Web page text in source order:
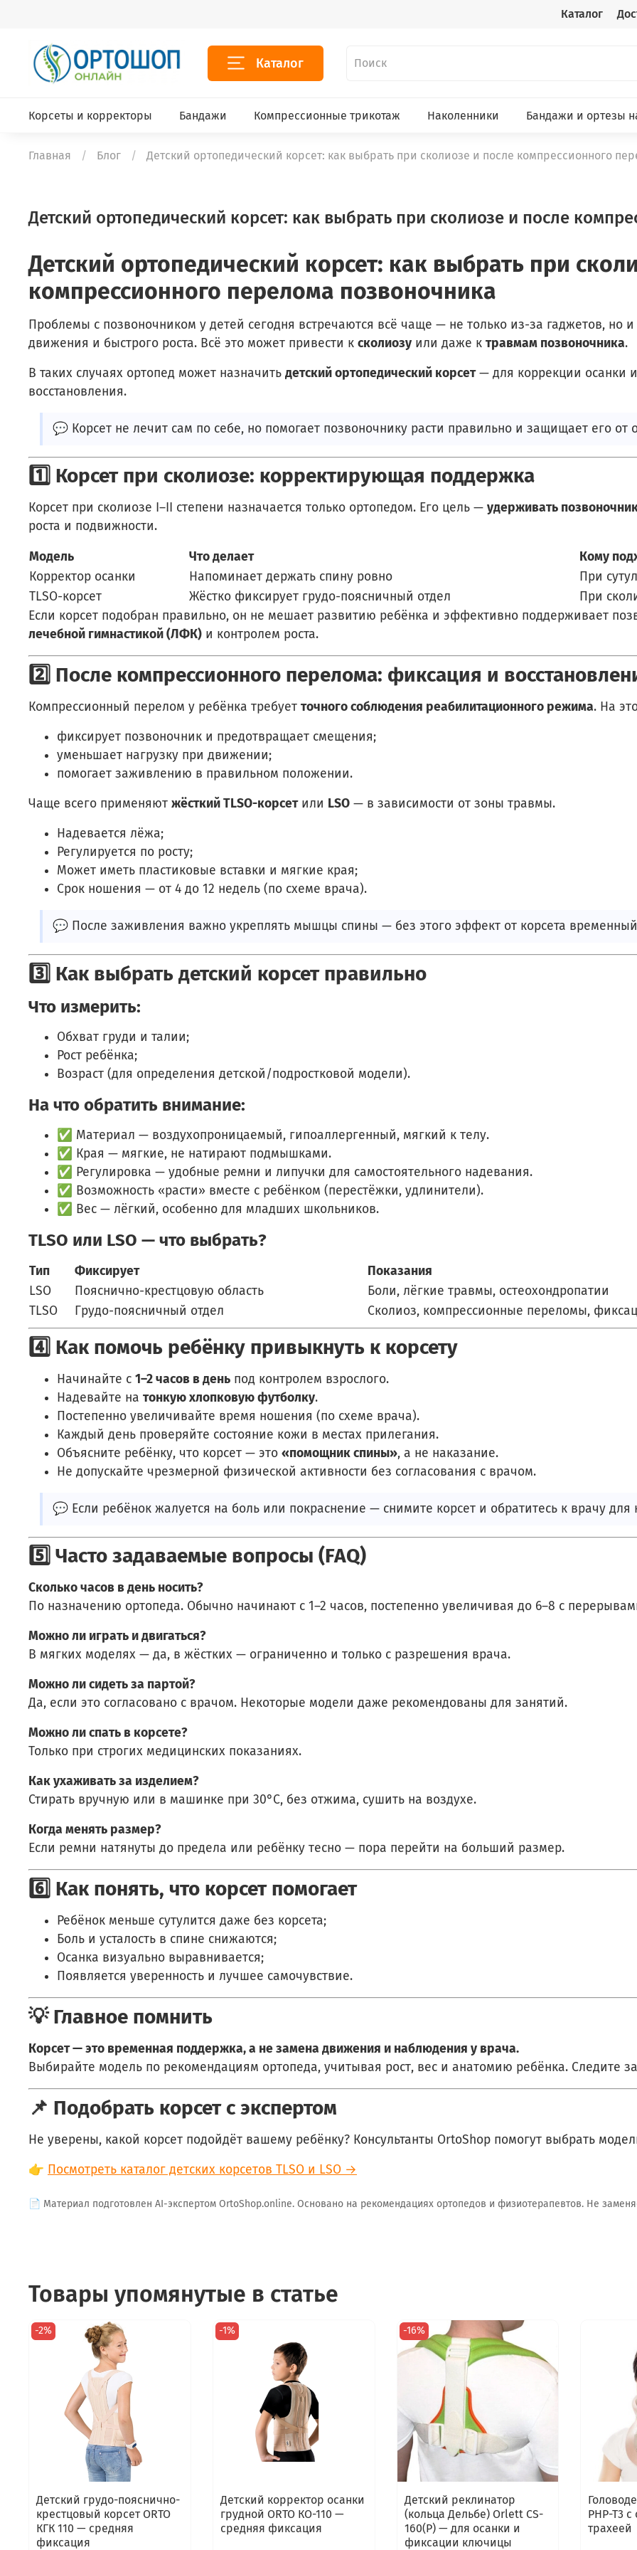
Каталог
Каталог
Корсеты и корректоры Бандажи Компрессионные трикотаж Наколенники Бандажи и ортезы
Главная Блог Детский ортопедический корсет: как выбрать при сколиозе и после компрессионного
Детский ортопедический корсет: как выбрать при сколиозе и после
Детский ортопедический корсет: как выбрать при
компрессионного перелома позвоночника
Проблемы с позвоночником у детей сегодня встречаются всё чаще — не только из-за гаджетов, но и
движения и быстрого роста. Всё это может привести к сколиозу или даже к травмам позвоночника.
В таких случаях ортопед может назначить детский ортопедический корсет— для коррекции осанки
восстановления.
💬 Корсет не лечит сам по себе, но помогает позвоночнику расти правильно и защищает его от
1️⃣ Корсет при сколиозе: корректирующая поддержка
Корсет при сколиозе I–II степени назначается только ортопедом. Его цель — удерживать
роста и подвижности.
Модель Что делает
Кому
Корректор осанки
Напоминает держать спину ровно
При
TLSO-корсет
Жёстко фиксирует грудо-поясничный отдел
При
Если корсет подобран правильно, он не мешает развитию ребёнка и эффективно поддерживает
лечебной гимнастикой (ЛФК) и контролем роста.
2️⃣ После компрессионного перелома: фиксация и
Компрессионный перелом у ребёнка требует точного соблюдения реабилитационного режима. На
фиксирует позвоночник и предотвращает смещения;
уменьшает нагрузку при движении;
помогает заживлению в правильном положении.
Чаще всего применяют жёсткий TLSO-корсетили LSO — в зависимости от зоны травмы.
Надевается лёжа;
Регулируется по росту;
Может иметь пластиковые вставки и мягкие края;
Срок ношения — от 4 до 12 недель (по схеме врача).
💬 После заживления важно укреплять мышцы спины — без этого эффект от корсета
3️⃣ Как выбрать детский корсет правильно
Что измерить:
Обхват груди и талии;
Рост ребёнка;
Возраст (для определения детской/подростковой модели).
На что обратить внимание:
✅ Материал — воздухопроницаемый, гипоаллергенный, мягкий к телу.
✅ Края — мягкие, не натирают подмышками.
✅ Регулировка — удобные ремни и липучки для самостоятельного надевания.
✅ Возможность «расти» вместе с ребёнком (перестёжки, удлинители).
✅ Вес — лёгкий, особенно для младших школьников.
TLSO или LSO — что выбрать?
Тип Фиксирует
Показания
LSO
Пояснично-крестцовую область
Боли, лёгкие травмы, остеохондропатии
TLSO
Грудо-поясничный отдел Сколиоз, компрессионные переломы,
4️⃣ Как помочь ребёнку привыкнуть к корсету
Начинайте с 1–2 часов в день под контролем взрослого.
Надевайте на тонкую хлопковую футболку.
Постепенно увеличивайте время ношения (по схеме врача).
Каждый день проверяйте состояние кожи в местах прилегания.
Объясните ребёнку, что корсет — это «помощник спины», а не наказание.
Не допускайте чрезмерной физической активности без согласования с врачом.
💬 Если ребёнок жалуется на боль или покраснение — снимите корсет и обратитесь к врачу для
5️⃣ Часто задаваемые вопросы (FAQ)
Сколько часов в день носить?
По назначению ортопеда. Обычно начинают с 1–2 часов, постепенно увеличивая до 6–8 с
Можно ли играть и двигаться?
В мягких моделях — да, в жёстких — ограниченно и только с разрешения врача.
Можно ли сидеть за партой?
Да, если это согласовано с врачом. Некоторые модели даже рекомендованы для занятий.
Можно ли спать в корсете?
Только при строгих медицинских показаниях.
Как ухаживать за изделием?
Стирать вручную или в машинке при 30°C, без отжима, сушить на воздухе.
Когда менять размер?
Если ремни натянуты до предела или ребёнку тесно — пора перейти на больший размер.
6️⃣ Как понять, что корсет помогает
Ребёнок меньше сутулится даже без корсета;
Боль и усталость в спине снижаются;
Осанка визуально выравнивается;
Появляется уверенность и лучшее самочувствие.
💡 Главное помнить
Корсет — это временная поддержка, а не замена движения и наблюдения у врача.
Выбирайте модель по рекомендациям ортопеда, учитывая рост, вес и анатомию ребёнка. Следите
📌 Подобрать корсет с экспертом
Не уверены, какой корсет подойдёт вашему ребёнку? Консультанты OrtoShop помогут выбрать
👉 Посмотреть каталог детских корсетов TLSO и LSO →
📄 Материал подготовлен AI-экспертом OrtoShop.online. Основано на рекомендациях ортопедов и физиотерапевтов. Не
Товары упомянутые в статье
-2%
Детский грудо-пояснично-
крестцовый корсет ORTO
КГК 110 — средняя
фиксация
-1%
Детский корректор осанки
грудной ORTO КО-110 —
средняя фиксация
-16%
Детский реклинатор
(кольца Дельбе) Orlett CS-
160(P) — для осанки и
фиксации ключицы
PHP-T3
трахеей